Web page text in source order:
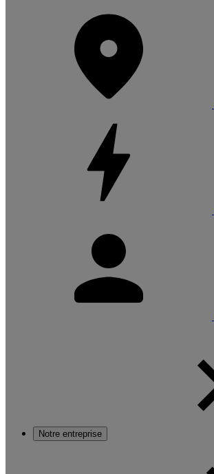
Notre entreprise